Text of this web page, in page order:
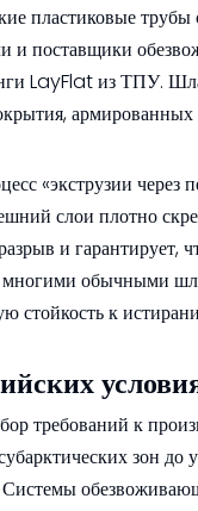
пластиковые трубы
и поставщики
LayFlat из ТПУ.
«экструзии
слои плотно
и
обычными
к
требований к
зон